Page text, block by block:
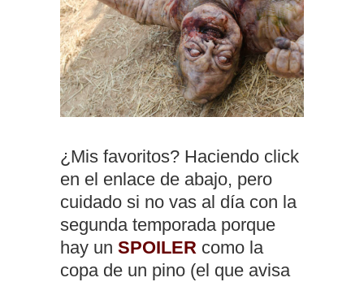
¿Mis favoritos? Haciendo click
en el enlace de abajo, pero
cuidado si no vas al día con la
segunda temporada porque
hay un SPOILER como la
copa de un pino (el que avisa